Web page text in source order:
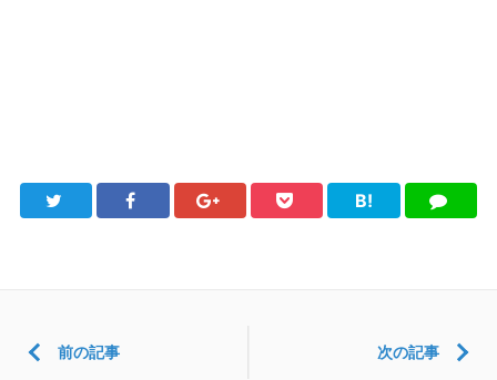
Twitter FacebookGoogle+Pocket
B!
は
LINE
前の記事 次の記事